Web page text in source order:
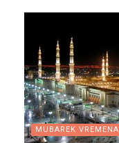
MUBAREK VREMENA